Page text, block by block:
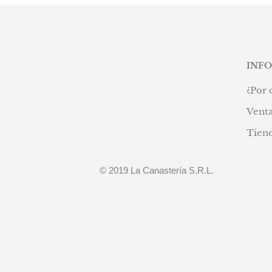
© 2019 La Canastería S.R.L.
¿Por